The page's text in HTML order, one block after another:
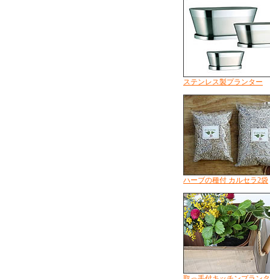
ステンレス製プランター
ハーブの種付 カルセラ2袋